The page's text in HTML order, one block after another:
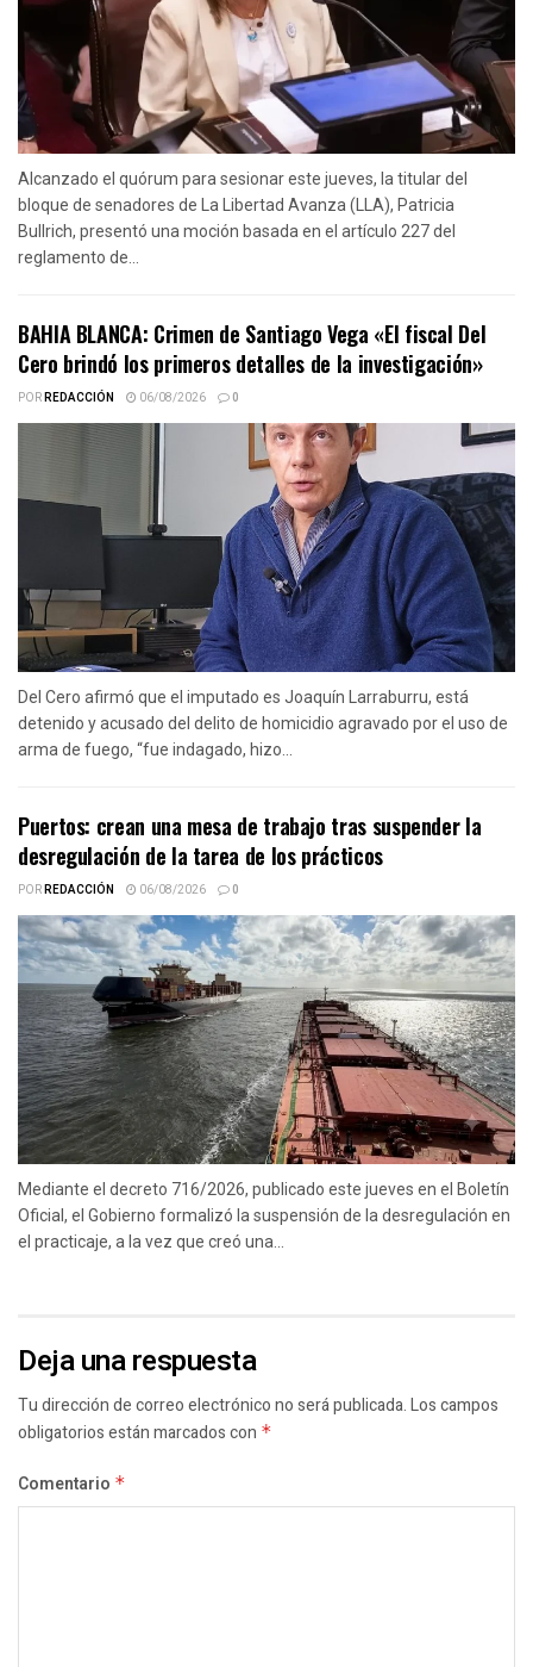
Alcanzado el quórum para sesionar este jueves, la titular del
bloque de senadores de La Libertad Avanza (LLA), Patricia
Bullrich, presentó una moción basada en el artículo 227 del
reglamento de...
BAHIA BLANCA: Crimen de Santiago Vega «El fiscal Del
Cero brindó los primeros detalles de la investigación»
PORREDACCIÓN 06/08/2026 0
Del Cero afirmó que el imputado es Joaquín Larraburru, está
detenido y acusado del delito de homicidio agravado por el uso de
arma de fuego, “fue indagado, hizo...
Puertos: crean una mesa de trabajo tras suspender la
desregulación de la tarea de los prácticos
PORREDACCIÓN 06/08/2026 0
Mediante el decreto 716/2026, publicado este jueves en el Boletín
Oficial, el Gobierno formalizó la suspensión de la desregulación en
el practicaje, a la vez que creó una...
Deja una respuesta
Tu dirección de correo electrónico no será publicada.Los campos
obligatorios están marcados con *
Comentario *